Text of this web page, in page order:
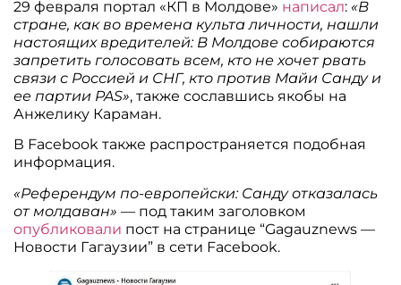
29 февраля портал «КП в Молдове» написал: «В
стране, как во времена культа личности, нашли
настоящих вредителей: В Молдове собираются
запретить голосовать всем, кто не хочет рвать
связи с Россией и СНГ, кто против Майи Санду и
ее партии PAS», также сославшись якобы на
Анжелику Караман.
В Facebook также распространяется подобная
информация.
«Референдум по-европейски: Санду отказалась
от молдаван» — под таким заголовком
опубликовали пост на странице “Gagauznews —
Новости Гагаузии” в сети Facebook.